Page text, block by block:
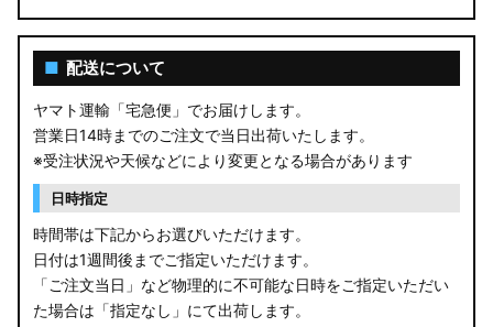
■ 配送について
ヤマト運輸「宅急便」でお届けします。
営業日14時までのご注文で当日出荷いたします。
※受注状況や天候などにより変更となる場合があります
日時指定
時間帯は下記からお選びいただけます。
日付は1週間後までご指定いただけます。
「ご注文当日」など物理的に不可能な日時をご指定いただい
た場合は「指定なし」にて出荷します。